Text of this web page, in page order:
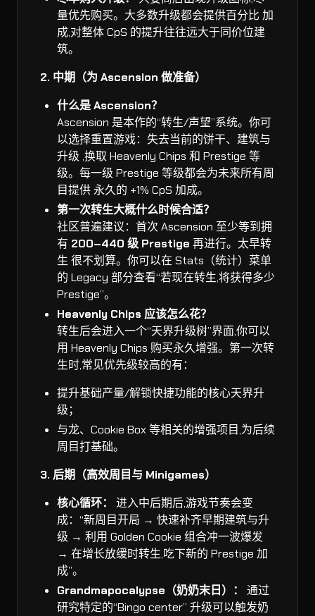
量优先购买。大多数升级都会提供百分比 加
成,对整体 CpS 的提升往往远大于同价位建
筑。
2. 中期（为 Ascension 做准备）
什么是 Ascension？
Ascension 是本作的“转生/声望”系统。你可
以选择重置游戏：失去当前的饼干、建筑与
升级 ,换取 Heavenly Chips 和 Prestige 等
级。每一级 Prestige 等级都会为未来所有周
目提供 永久的 +1% CpS 加成。
第一次转生大概什么时候合适？
社区普遍建议：首次 Ascension 至少等到拥
有 200–440 级 Prestige 再进行。太早转
生 很不划算。你可以在 Stats（统计）菜单
的 Legacy 部分查看“若现在转生,将获得多少
Prestige”。
Heavenly Chips 应该怎么花？
转生后会进入一个“天界升级树”界面,你可以
用 Heavenly Chips 购买永久增强。第一次转
生时,常见优先级较高的有：
提升基础产量/解锁快捷功能的核心天界升
级；
与龙、Cookie Box 等相关的增强项目,为后续
周目打基础。
3. 后期（高效周目与 Minigames）
核心循环：
进入中后期后,游戏节奏会变
成：“新周目开局 → 快速补齐早期建筑与升
级 → 利用 Golden Cookie 组合冲一波爆发
→ 在增长放缓时转生,吃下新的 Prestige 加
成”。
Grandmapocalypse（奶奶末日）：
通过
研究特定的“Bingo center” 升级可以触发奶